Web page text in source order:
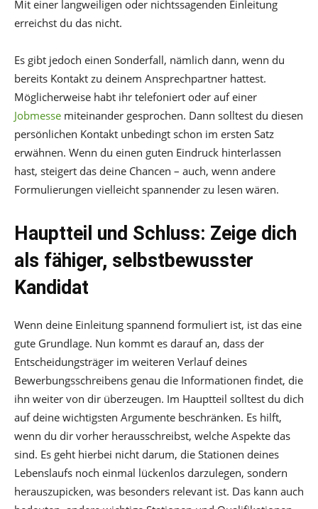
Mit einer langweiligen oder nichtssagenden Einleitung
erreichst du das nicht.
Es gibt jedoch einen Sonderfall, nämlich dann, wenn du
bereits Kontakt zu deinem Ansprechpartner hattest.
Möglicherweise habt ihr telefoniert oder auf einer
Jobmesse miteinander gesprochen. Dann solltest du diesen
persönlichen Kontakt unbedingt schon im ersten Satz
erwähnen. Wenn du einen guten Eindruck hinterlassen
hast, steigert das deine Chancen – auch, wenn andere
Formulierungen vielleicht spannender zu lesen wären.
Hauptteil und Schluss: Zeige dich
als fähiger, selbstbewusster
Kandidat
Wenn deine Einleitung spannend formuliert ist, ist das eine
gute Grundlage. Nun kommt es darauf an, dass der
Entscheidungsträger im weiteren Verlauf deines
Bewerbungsschreibens genau die Informationen findet, die
ihn weiter von dir überzeugen. Im Hauptteil solltest du dich
auf deine wichtigsten Argumente beschränken. Es hilft,
wenn du dir vorher herausschreibst, welche Aspekte das
sind. Es geht hierbei nicht darum, die Stationen deines
Lebenslaufs noch einmal lückenlos darzulegen, sondern
herauszupicken, was besonders relevant ist. Das kann auch